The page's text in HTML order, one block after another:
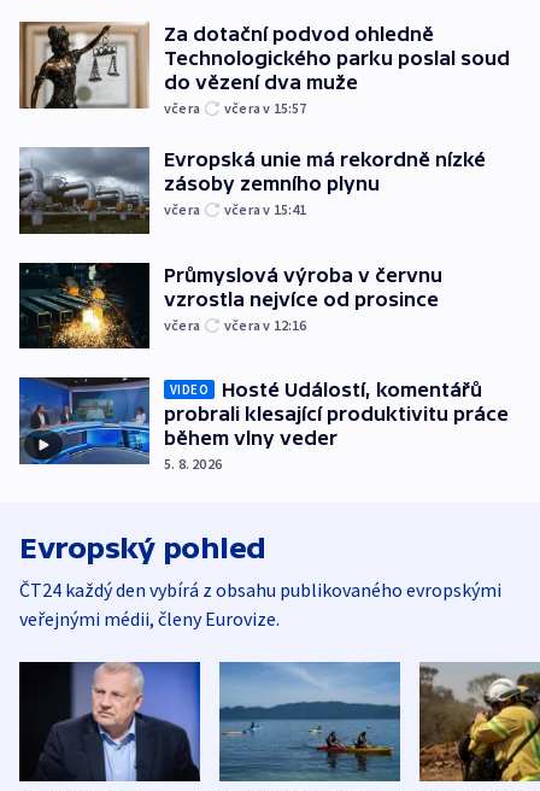
Za dotační podvod ohledně
Technologického parku poslal soud
do vězení dva muže
včera včera v 15:57
Evropská unie má rekordně nízké
zásoby zemního plynu
včera včera v 15:41
Průmyslová výroba v červnu
vzrostla nejvíce od prosince
včera včera v 12:16
VIDEO
Hosté Událostí, komentářů
probrali klesající produktivitu práce
během vlny veder
5. 8. 2026
Evropský pohled
ČT24 každý den vybírá z obsahu publikovaného evropskými
veřejnými médii, členy Eurovize.